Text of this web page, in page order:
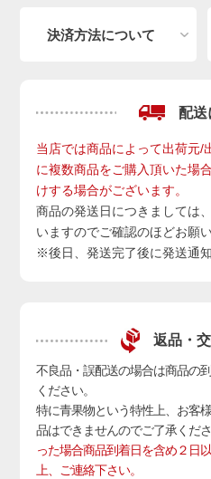
決済方法について
配送
当店では商品によって出荷元/
に複数商品をご購入頂いた場
けする場合がございます。
商品の発送日につきましては
いますのでご確認のほどお願
※後日、発送完了後に発送通
返品・
不良品・誤配送の場合は商品の
ください。
特に青果物という特性上、お客
品はできませんのでご了承くだ
った場合商品到着日を含め２日
上、ご連絡下さい。